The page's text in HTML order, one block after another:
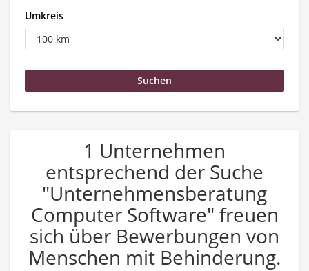
Umkreis
1 Unternehmen
entsprechend der Suche
"Unternehmensberatung
Computer Software" freuen
sich über Bewerbungen von
Menschen mit Behinderung.